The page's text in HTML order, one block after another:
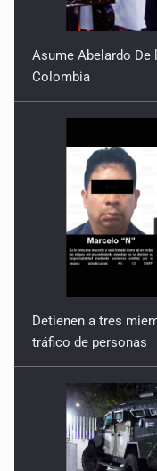
Asume Abelardo
Colombia
Detienen a tres
tráfico de personas